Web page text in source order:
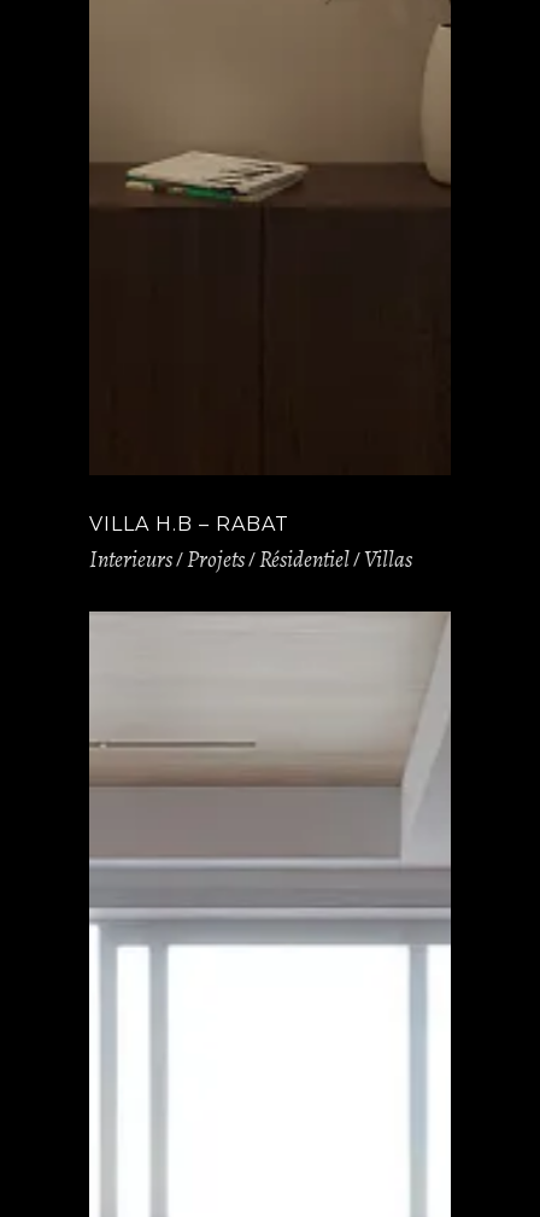
VILLA H.B – RABAT
Interieurs Projets Résidentiel Villas